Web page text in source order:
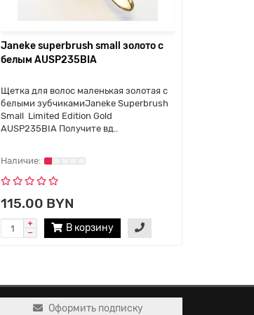
Janeke superbrush small золото с
белым AUSP235BIA
Щетка для волос маленькая золотая с
белыми зубчикамиJaneke Superbrush
Small Limited Edition Gold
AUSP235BIA Получите вд..
115.00 BYN
В корзину
Оформить подписку